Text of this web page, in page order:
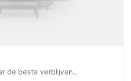
de beste verblijven..